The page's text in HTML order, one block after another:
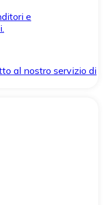
e
al nostro servizio di